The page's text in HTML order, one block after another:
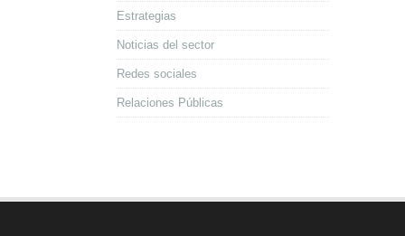
Estrategias
Noticias del sector
Redes sociales
Relaciones Públicas